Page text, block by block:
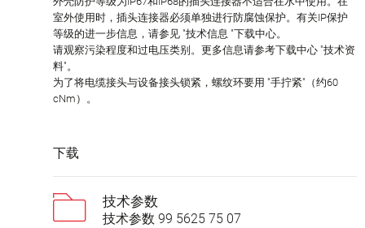
室外使用时，插头连接器必须单独进行防腐蚀保护。有关IP保护
等级的进一步信息，请参见 "技术信息 "下载中心。
请观察污染程度和过电压类别。更多信息请参考下载中心 "技术资
料"。
为了将电缆接头与设备接头锁紧，螺纹环要用 "手拧紧"（约60
cNm）。
下载
技术参数
技术参数 99 5625 75 07